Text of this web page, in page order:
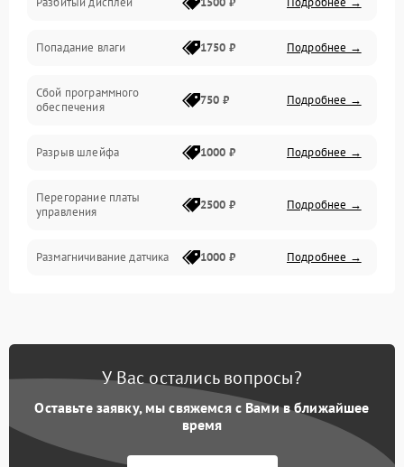
Механика
Управление
Электропитание
Попадание влаги 1750 ₽ Подробнее →
Сбой программного
обеспечения
750 ₽ Подробнее →
Разрыв шлейфа 1000 ₽ Подробнее →
Перегорание платы
управления
2500 ₽ Подробнее →
Размагничивание датчика 1000 ₽ Подробнее →
цветов дисплея
Подробнее →
коркое время
1000 ₽ Подробнее →
У Вас остались вопросы?
Оставьте заявку, мы свяжемся с Вами в ближайшее
время